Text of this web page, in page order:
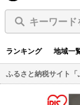
キーワード
ランキング 地域一
ふるさと納税サイト「